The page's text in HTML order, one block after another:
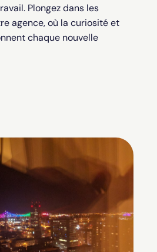
Plongez dans les
agence, où la curiosité et
chaque nouvelle